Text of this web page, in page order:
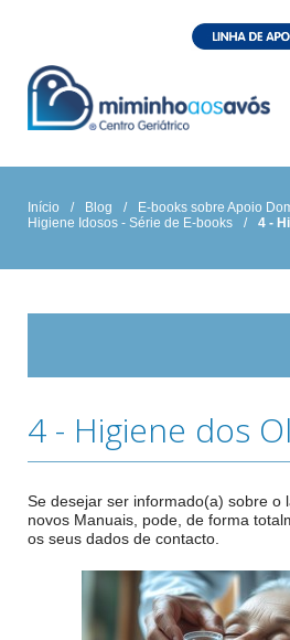
Início / Blog / E-books sobre Apoio
Higiene Idosos - Série de E-books
/ 4 -
4 - Higiene dos
Se desejar ser informado(a) sobre o
novos Manuais, pode, de forma
os seus dados de contacto.